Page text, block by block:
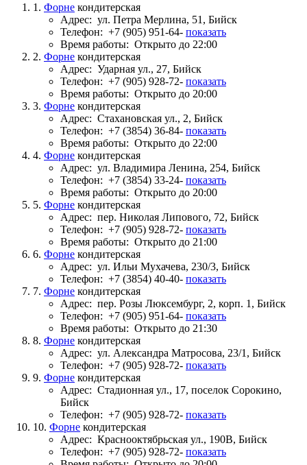
1. Форне кондитерская
Адрес: ул. Петра Мерлина, 51, Бийск
Телефон: +7 (905) 951-64- показать
Время работы: Открыто до 22:00
2. Форне кондитерская
Адрес: Ударная ул., 27, Бийск
Телефон: +7 (905) 928-72- показать
Время работы: Открыто до 20:00
3. Форне кондитерская
Адрес: Стахановская ул., 2, Бийск
Телефон: +7 (3854) 36-84- показать
Время работы: Открыто до 22:00
4. Форне кондитерская
Адрес: ул. Владимира Ленина, 254, Бийск
Телефон: +7 (3854) 33-24- показать
Время работы: Открыто до 20:00
5. Форне кондитерская
Адрес: пер. Николая Липового, 72, Бийск
Телефон: +7 (905) 928-72- показать
Время работы: Открыто до 21:00
6. Форне кондитерская
Адрес: ул. Ильи Мухачева, 230/3, Бийск
Телефон: +7 (3854) 40-40- показать
7. Форне кондитерская
Адрес: пер. Розы Люксембург, 2, корп. 1, Бийск
Телефон: +7 (905) 951-64- показать
Время работы: Открыто до 21:30
8. Форне кондитерская
Адрес: ул. Александра Матросова, 23/1, Бийск
Телефон: +7 (905) 928-72- показать
9. Форне кондитерская
Адрес: Стадионная ул., 17, поселок Сорокино,
Бийск
Телефон: +7 (905) 928-72- показать
10. Форне кондитерская
Адрес: Краснооктябрьская ул., 190В, Бийск
Телефон: +7 (905) 928-72- показать